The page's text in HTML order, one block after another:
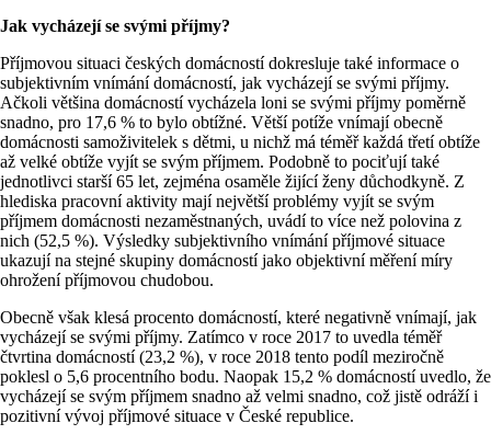
Jak vycházejí se svými příjmy?
Příjmovou situaci českých domácností dokresluje také informace o
subjektivním vnímání domácností, jak vycházejí se svými příjmy.
Ačkoli většina domácností vycházela loni se svými příjmy poměrně
snadno, pro 17,6 % to bylo obtížné. Větší potíže vnímají obecně
domácnosti samoživitelek s dětmi, u nichž má téměř každá třetí obtíže
až velké obtíže vyjít se svým příjmem. Podobně to pociťují také
jednotlivci starší 65 let, zejména osaměle žijící ženy důchodkyně. Z
hlediska pracovní aktivity mají největší problémy vyjít se svým
příjmem domácnosti nezaměstnaných, uvádí to více než polovina z
nich (52,5 %). Výsledky subjektivního vnímání příjmové situace
ukazují na stejné skupiny domácností jako objektivní měření míry
ohrožení příjmovou chudobou.
Obecně však klesá procento domácností, které negativně vnímají, jak
vycházejí se svými příjmy. Zatímco v roce 2017 to uvedla téměř
čtvrtina domácností (23,2 %), v roce 2018 tento podíl meziročně
poklesl o 5,6 procentního bodu. Naopak 15,2 % domácností uvedlo, že
vycházejí se svým příjmem snadno až velmi snadno, což jistě odráží i
pozitivní vývoj příjmové situace v České republice.